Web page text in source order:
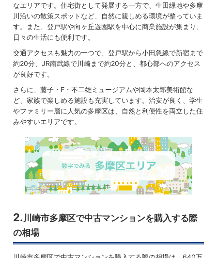
なエリアです。住宅街として発展する一方で、生田緑地や多摩
川沿いの散策スポットなど、自然に親しめる環境が整っていま
す。また、登戸駅や向ヶ丘遊園駅を中心に商業施設が集まり、
日々の生活にも便利です。
交通アクセスも魅力の一つで、登戸駅から小田急線で新宿まで
約20分、JR南武線で川崎まで約20分と、都心部へのアクセス
が良好です。
さらに、藤子・F・不二雄ミュージアムや岡本太郎美術館な
ど、家族で楽しめる施設も充実しています。治安が良く、学生
やファミリー層に人気の多摩区は、自然と利便性を両立した住
みやすいエリアです。
2.川崎市多摩区で中古マンションを購入する際
の相場